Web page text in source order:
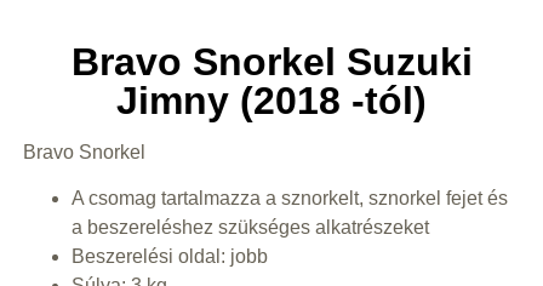
Bravo Snorkel Suzuki
Jimny (2018 -tól)
Bravo Snorkel
A csomag tartalmazza a sznorkelt, sznorkel fejet és
a beszereléshez szükséges alkatrészeket
Beszerelési oldal: jobb